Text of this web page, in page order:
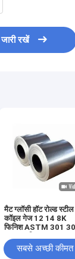
जारी रखें
मैट ग्लॉसी हॉट रोल्ड स्टील
कॉइल गेज 12 14 8K
फिनिश ASTM 301
सबसे अच्छी कीमत